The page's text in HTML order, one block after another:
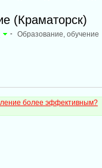
(Краматорск)
- Образование, обучение
более эффективным?